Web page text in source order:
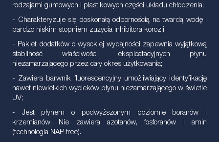
rodzajami gumowych i plastikowych części układu chłodzenia;
- Charakteryzuje się doskonałą odpornością na twardą wodę i
bardzo niskim stopniem zużycia inhibitora korozji;
- Pakiet dodatków o wysokiej wydajności zapewnia wyjątkową
stabilność właściwości eksploatacyjnych płynu
niezamarzającego przez cały okres użytkowania;
- Zawiera barwnik fluorescencyjny umożliwiający identyfikację
nawet niewielkich wycieków płynu niezamarzającego w świetle
UV;
- Jest płynem o podwyższonym poziomie boranów i
krzemianów. Nie zawiera azotanów, fosforanów i amin
(technologia NAP free).